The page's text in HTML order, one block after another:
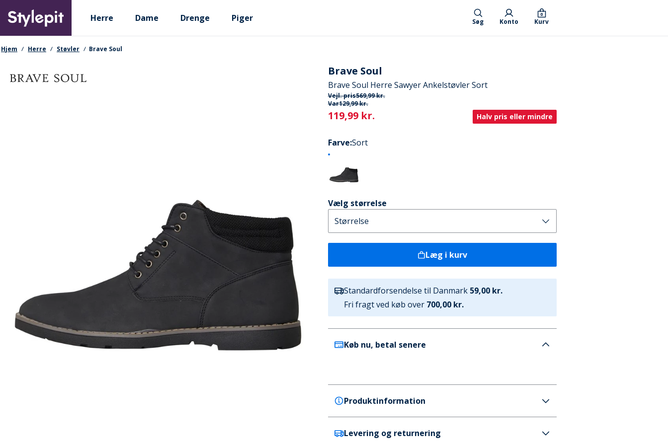
main
content
Primary departments
Herre Dame Drenge Piger Søg Konto Kurv
0
navigationssti
Hjem Herre Støvler Brave Soul
Brave Soul
Brave Soul Herre Sawyer Ankelstøvler Sort
Vejl. pris569,99 kr.
Var129,99 kr.
Current
119,99 kr. Halv pris eller mindre
Farve:Sort
Vælg størrelse
Læg i kurv
Standardforsendelse til Danmark 59,00 kr.
Fri fragt ved køb over 700,00 kr.
Køb nu, betal senere
Produktinformation
Brave Soul
Levering og returnering